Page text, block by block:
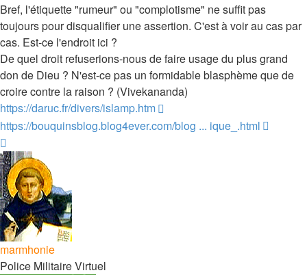
Bref, l'étiquette "rumeur" ou "complotisme" ne suffit pas
toujours pour disqualifier une assertion. C'est à voir au cas par
cas. Est-ce l'endroit ici ?
De quel droit refuserions-nous de faire usage du plus grand
don de Dieu ? N'est-ce pas un formidable blasphème que de
croire contre la raison ? (Vivekananda)
https://daruc.fr/divers/islamp.htm
https://bouquinsblog.blog4ever.com/blog ... ique_.html
marmhonie
Police Militaire Virtuel